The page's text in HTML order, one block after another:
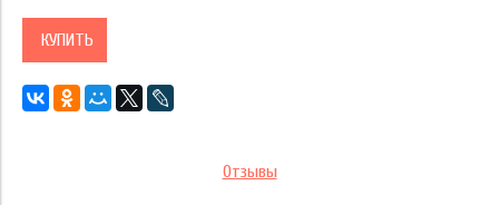
КУПИТЬ
Отзывы